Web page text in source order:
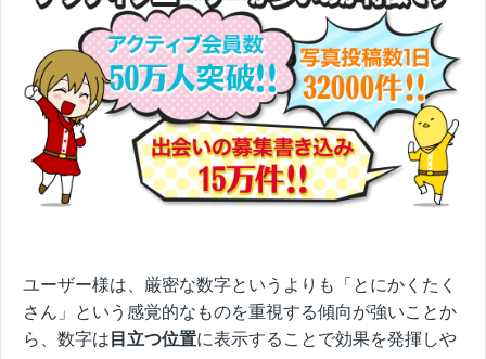
ユーザー様は、厳密な数字というよりも「とにかくたく
さん」という感覚的なものを重視する傾向が強いことか
ら、数字は 目立つ位置に表示することで効果を発揮しや